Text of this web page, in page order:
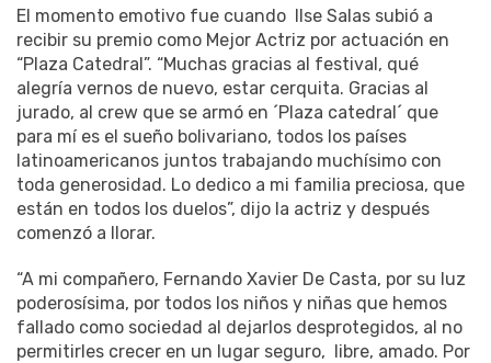
“Plaza Catedral”. “Muchas gracias al festival, qué
alegría vernos de nuevo, estar cerquita. Gracias al
jurado, al crew que se armó en ´Plaza catedral´ que
para mí es el sueño bolivariano, todos los países
latinoamericanos juntos trabajando muchísimo con
toda generosidad. Lo dedico a mi familia preciosa, que
están en todos los duelos”, dijo la actriz y después
comenzó a llorar.
“A mi compañero, Fernando Xavier De Casta, por su luz
fallado como sociedad al dejarlos desprotegidos, al no
permitirles crecer en un lugar seguro, libre, amado. Por
su luz y su memoria”, añadió la actriz.